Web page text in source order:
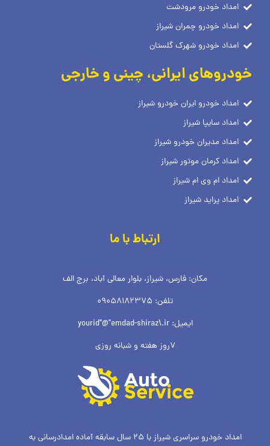
امداد خودرو مرودشت
امداد خودرو چمران شیراز
امداد خودرو شهرک گلستان
خودروهای ایرانی، چینی و خارجی
امداد خودرو ایران خودرو شیراز
امداد سایپا شیراز
امداد مدیران خودرو شیراز
امداد کرمان موتور شیراز
امداد ام وی ام شیراز
امداد پراید شیراز
ارتباط با ما
مکان: فارس، شیراز، بلوار معالی آباد، برج الف
تلفن: 09058182375
ایمیل: yourid"@"emdad-shiraz\.ir
7روز هفته و شبانه روزی
امداد خودرو سراسری شیراز با 25 سال سابقه آماده امدادرسانی به